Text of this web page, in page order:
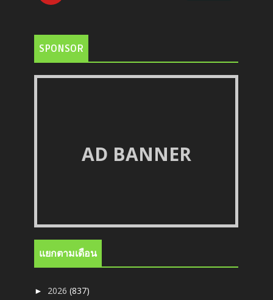
SPONSOR
AD BANNER
แยกตามเดือน
► 2026(837)